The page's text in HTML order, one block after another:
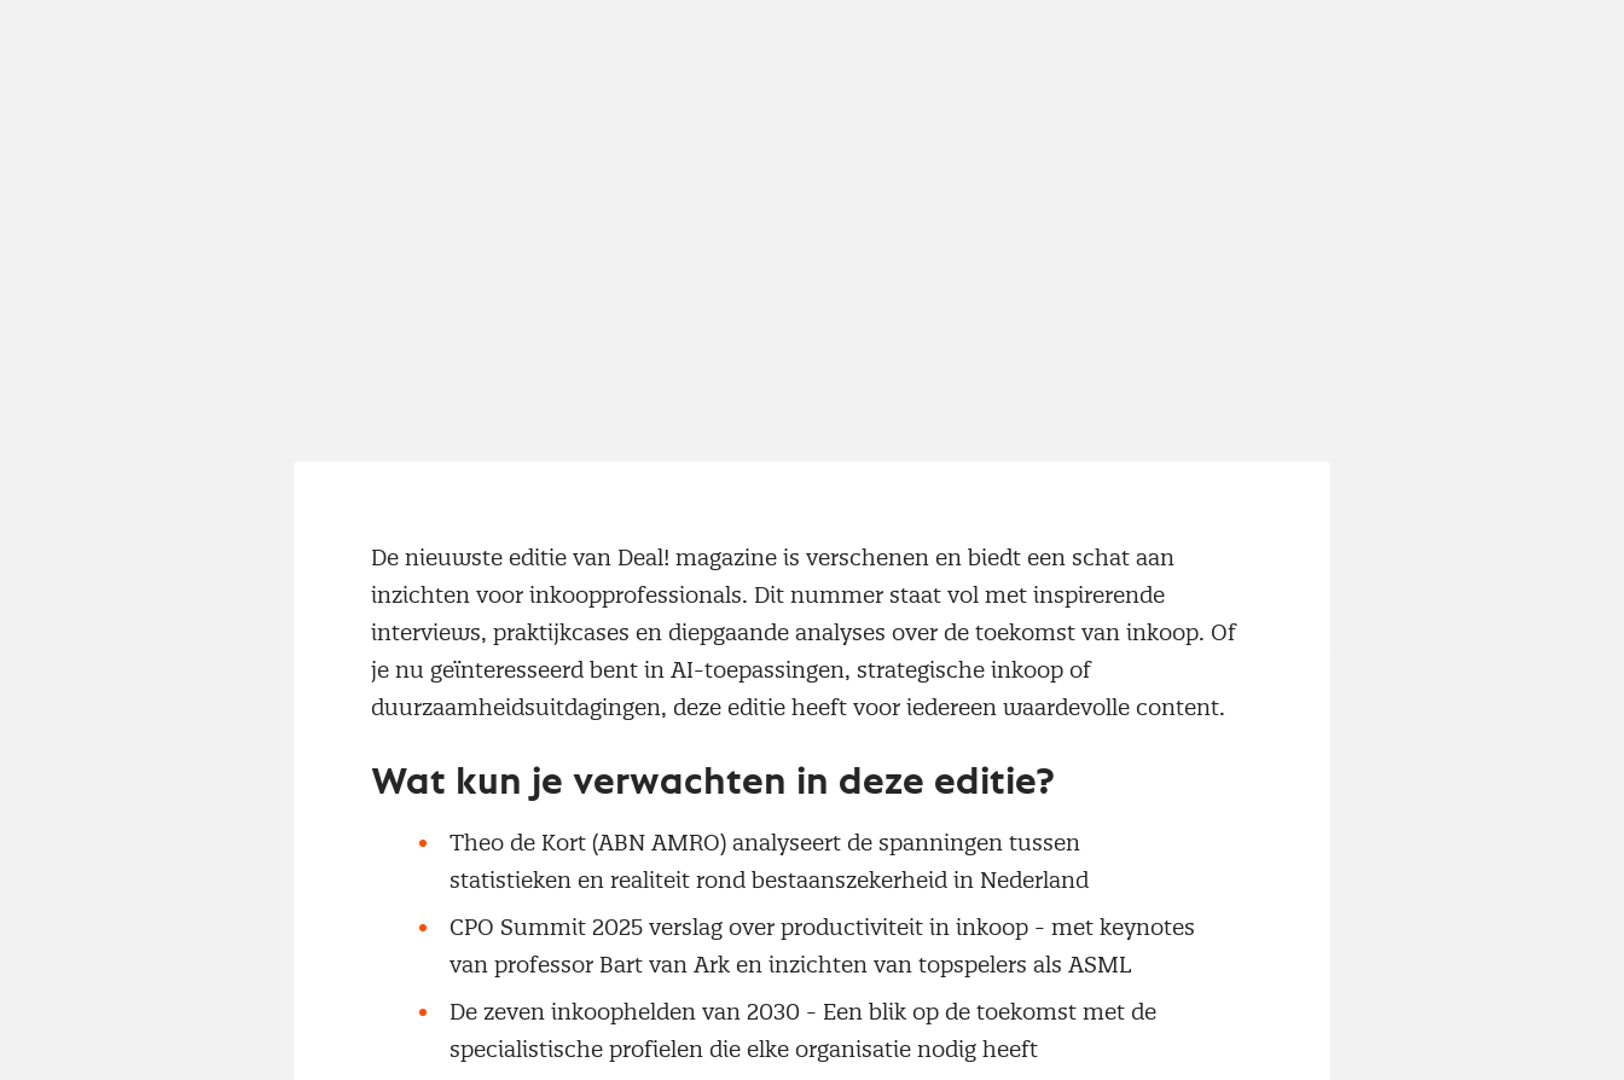
De nieuwste editie van Deal! magazine is verschenen en biedt een schat aan
inzichten voor inkoopprofessionals. Dit nummer staat vol met inspirerende
interviews, praktijkcases en diepgaande analyses over de toekomst van inkoop. Of
je nu geïnteresseerd bent in AI-toepassingen, strategische inkoop of
duurzaamheidsuitdagingen, deze editie heeft voor iedereen waardevolle content.
Wat kun je verwachten in deze editie?
Theo de Kort (ABN AMRO) analyseert de spanningen tussen
statistieken en realiteit rond bestaanszekerheid in Nederland
CPO Summit 2025 verslag over productiviteit in inkoop - met keynotes
van professor Bart van Ark en inzichten van topspelers als ASML
De zeven inkoophelden van 2030 - Een blik op de toekomst met de
specialistische profielen die elke organisatie nodig heeft